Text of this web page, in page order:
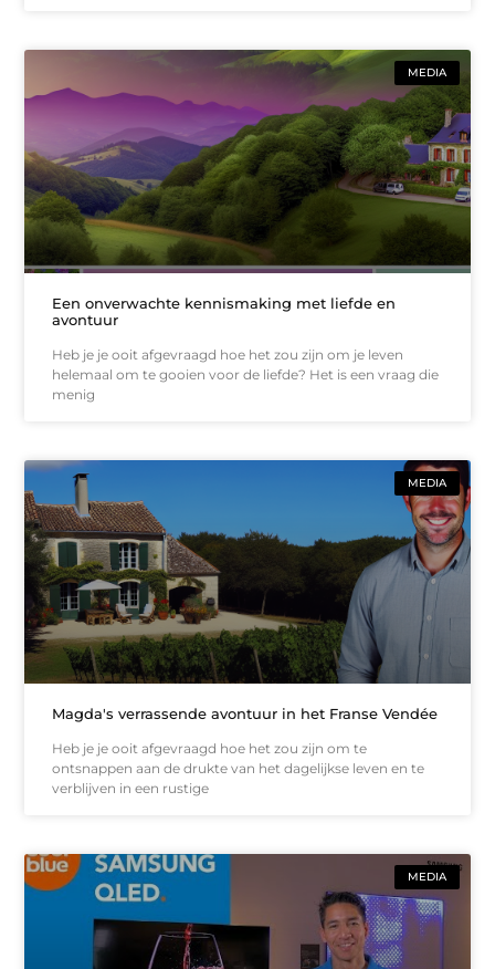
MEDIA
Een onverwachte kennismaking met liefde en
avontuur
Heb je je ooit afgevraagd hoe het zou zijn om je leven
helemaal om te gooien voor de liefde? Het is een vraag die
menig
MEDIA
Magda's verrassende avontuur in het Franse Vendée
Heb je je ooit afgevraagd hoe het zou zijn om te
ontsnappen aan de drukte van het dagelijkse leven en te
verblijven in een rustige
MEDIA